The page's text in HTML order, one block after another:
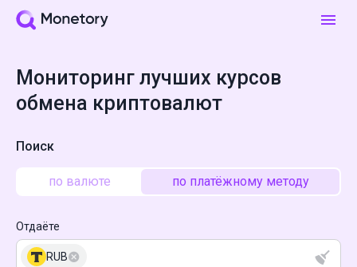
Мониторинг лучших курсов
обмена криптовалют
Поиск
по валюте по платёжному методу
Отдаёте
RUB